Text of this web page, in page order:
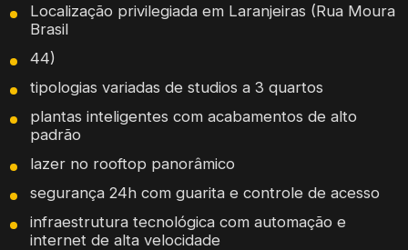
Localização privilegiada em Laranjeiras (Rua Moura
Brasil
44)
tipologias variadas de studios a 3 quartos
plantas inteligentes com acabamentos de alto
padrão
lazer no rooftop panorâmico
segurança 24h com guarita e controle de acesso
infraestrutura tecnológica com automação e
internet de alta velocidade